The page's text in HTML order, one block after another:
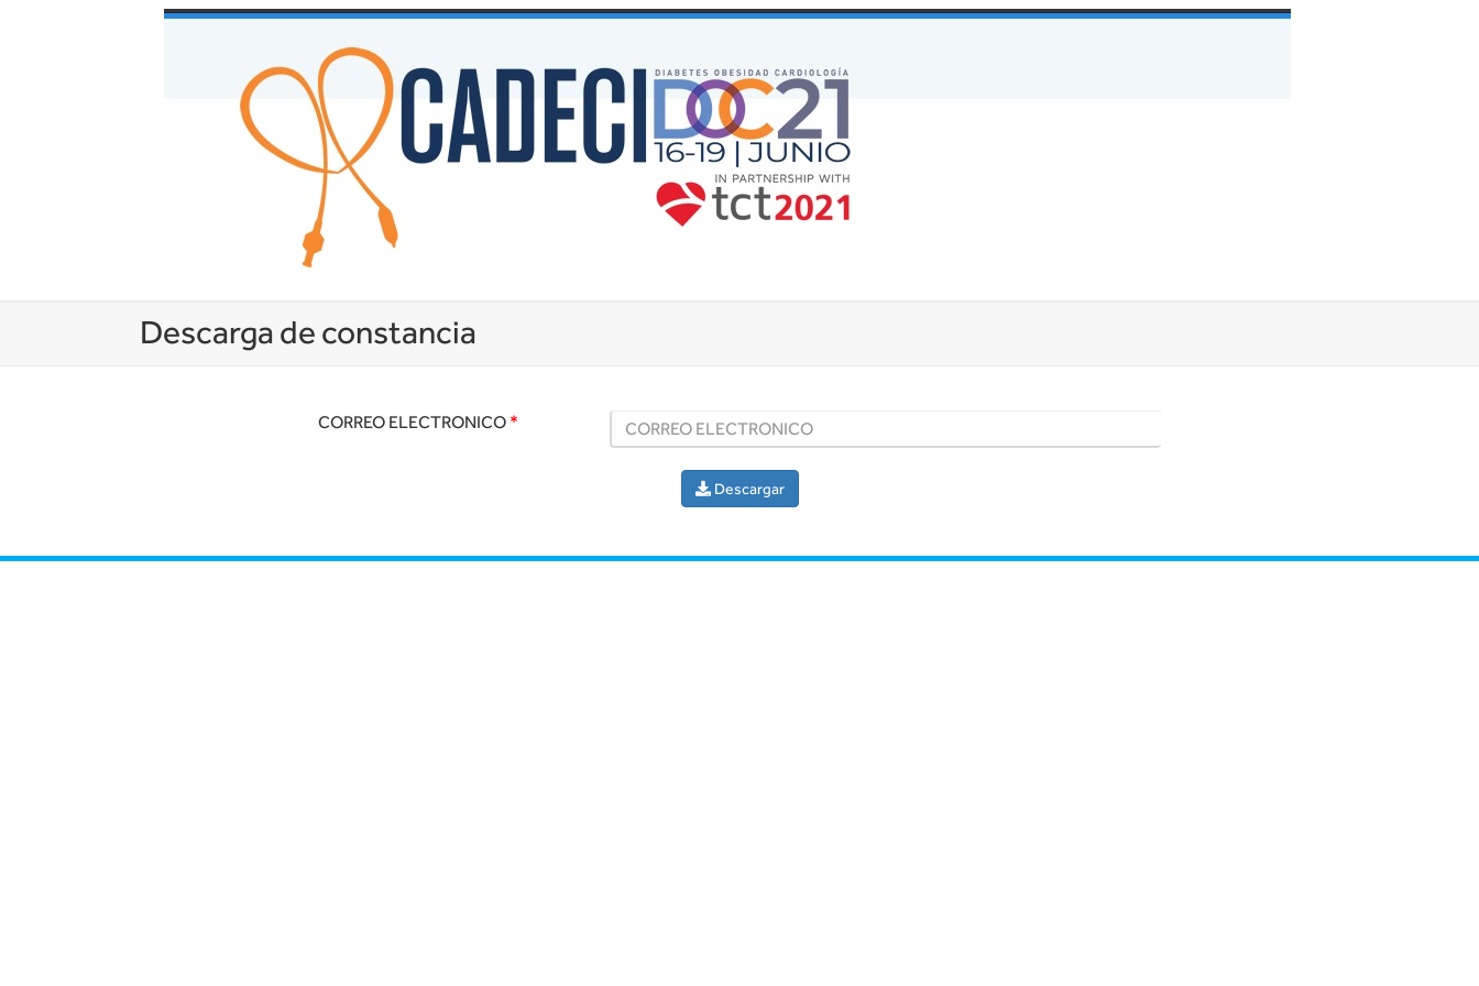
Descarga de constancia
CORREO ELECTRONICO *
Descargar